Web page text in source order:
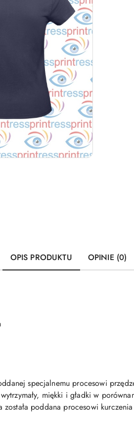
OPIS PRODUKTU OPINIE (0)
specjalnemu procesowi
miękki i gładki w
poddana procesowi